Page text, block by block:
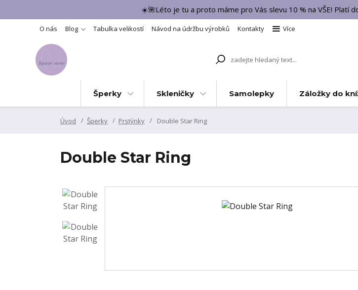
☀️🌺Léto je tu a proto máme pro Vás slevu 10 % na VŠE! Platí
O nás Blog Tabulka velikostí Návod na údržbu výrobků Kontakty Více
Šperky Skleničky Samolepky Záložky do
Úvod Šperky Prstýnky Double Star Ring
Double Star Ring